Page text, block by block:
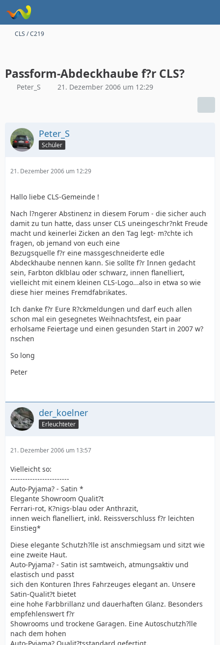
CLS / C219
Passform-Abdeckhaube f?r CLS?
Peter_S 21. Dezember 2006 um 12:29
Peter_S
Schüler
21. Dezember 2006 um 12:29
Hallo liebe CLS-Gemeinde !
Nach l?ngerer Abstinenz in diesem Forum - die sicher auch
damit zu tun hatte, dass unser CLS uneingeschr?nkt Freude
macht und keinerlei Zicken an den Tag legt- m?chte ich
fragen, ob jemand von euch eine
Bezugsquelle f?r eine massgeschneiderte edle
Abdeckhaube nennen kann. Sie sollte f?r Innen gedacht
sein, Farbton dklblau oder schwarz, innen flanelliert,
vielleicht mit einem kleinen CLS-Logo...also in etwa so wie
diese hier meines Fremdfabrikates.
Ich danke f?r Eure R?ckmeldungen und darf euch allen
schon mal ein gesegnetes Weihnachtsfest, ein paar
erholsame Feiertage und einen gesunden Start in 2007 w?
nschen
So long
Peter
der_koelner
Erleuchteter
21. Dezember 2006 um 13:57
Vielleicht so:
------------------------
Auto-Pyjama? - Satin *
Elegante Showroom Qualit?t
Ferrari-rot, K?nigs-blau oder Anthrazit,
innen weich flanelliert, inkl. Reissverschluss f?r leichten
Einstieg*
Diese elegante Schutzh?lle ist anschmiegsam und sitzt wie
eine zweite Haut.
Auto-Pyjama? - Satin ist samtweich, atmungsaktiv und
elastisch und passt
sich den Konturen Ihres Fahrzeuges elegant an. Unsere
Satin-Qualit?t bietet
eine hohe Farbbrillanz und dauerhaften Glanz. Besonders
empfehlenswert f?r
Showrooms und trockene Garagen. Eine Autoschutzh?lle
nach dem hohen